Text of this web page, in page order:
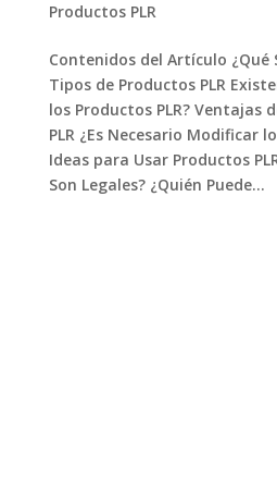
Productos PLR
Contenidos del Artículo ¿Qué
Tipos de Productos PLR
los Productos PLR? Ventajas
PLR ¿Es Necesario Modificar
Ideas para Usar Productos
Son Legales? ¿Quién Puede...